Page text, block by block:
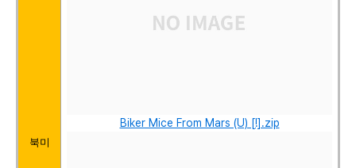
북미
Biker Mice From Mars (U) [!].zip